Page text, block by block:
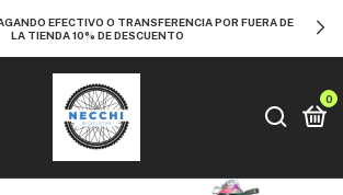
EFECTIVO O TRANSFERENCIA POR FUERA DE
LA TIENDA 10% DE DESCUENTO
0